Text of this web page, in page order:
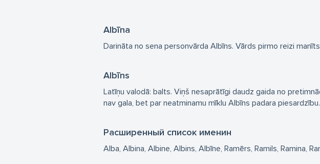
Albīna
Darināta no sena personvārda Albīns. Vārds pirmo reizi manīts
Albīns
Latīņu valodā: balts. Viņš nesaprātīgi daudz gaida no
nav gala, bet par neatminamu mīklu Albīns padara
Расширенный список именин
Alba Albina Albine Albins Albīne Ramērs Ramils Ramina